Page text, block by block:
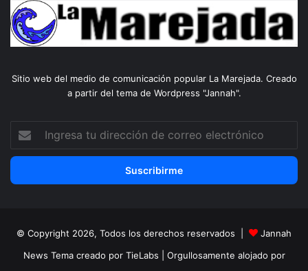
Sitio web del medio de comunicación popular La Marejada. Creado
a partir del tema de Wordpress "Jannah".
dirección
correo
© Copyright 2026, Todos los derechos reservados |
Jannah
News Tema creado por TieLabs | Orgullosamente alojado por